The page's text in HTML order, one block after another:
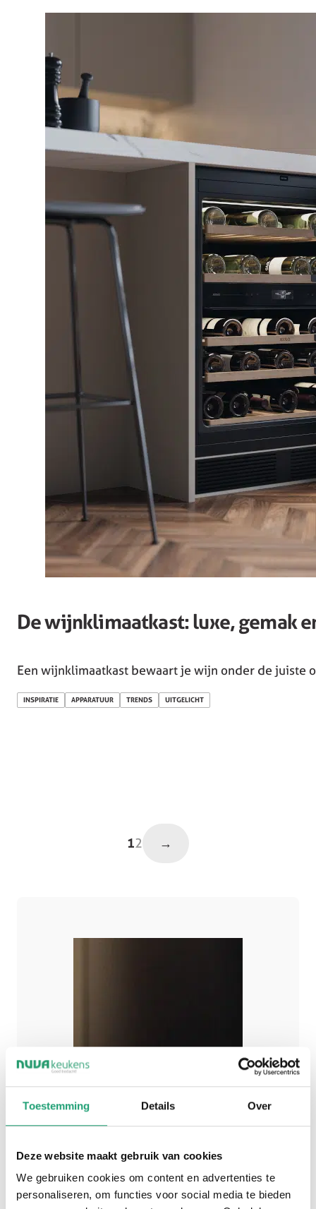
Toestemming Details Over
Deze website maakt gebruik van cookies
We gebruiken cookies om content en advertenties te
personaliseren, om functies voor social media te bieden
De wijnklimaatkast: luxe, gemak
Een wijnklimaatkast bewaart je wijn onder de juiste
INSPIRATIE APPARATUUR TRENDS UITGELICHT
12 →